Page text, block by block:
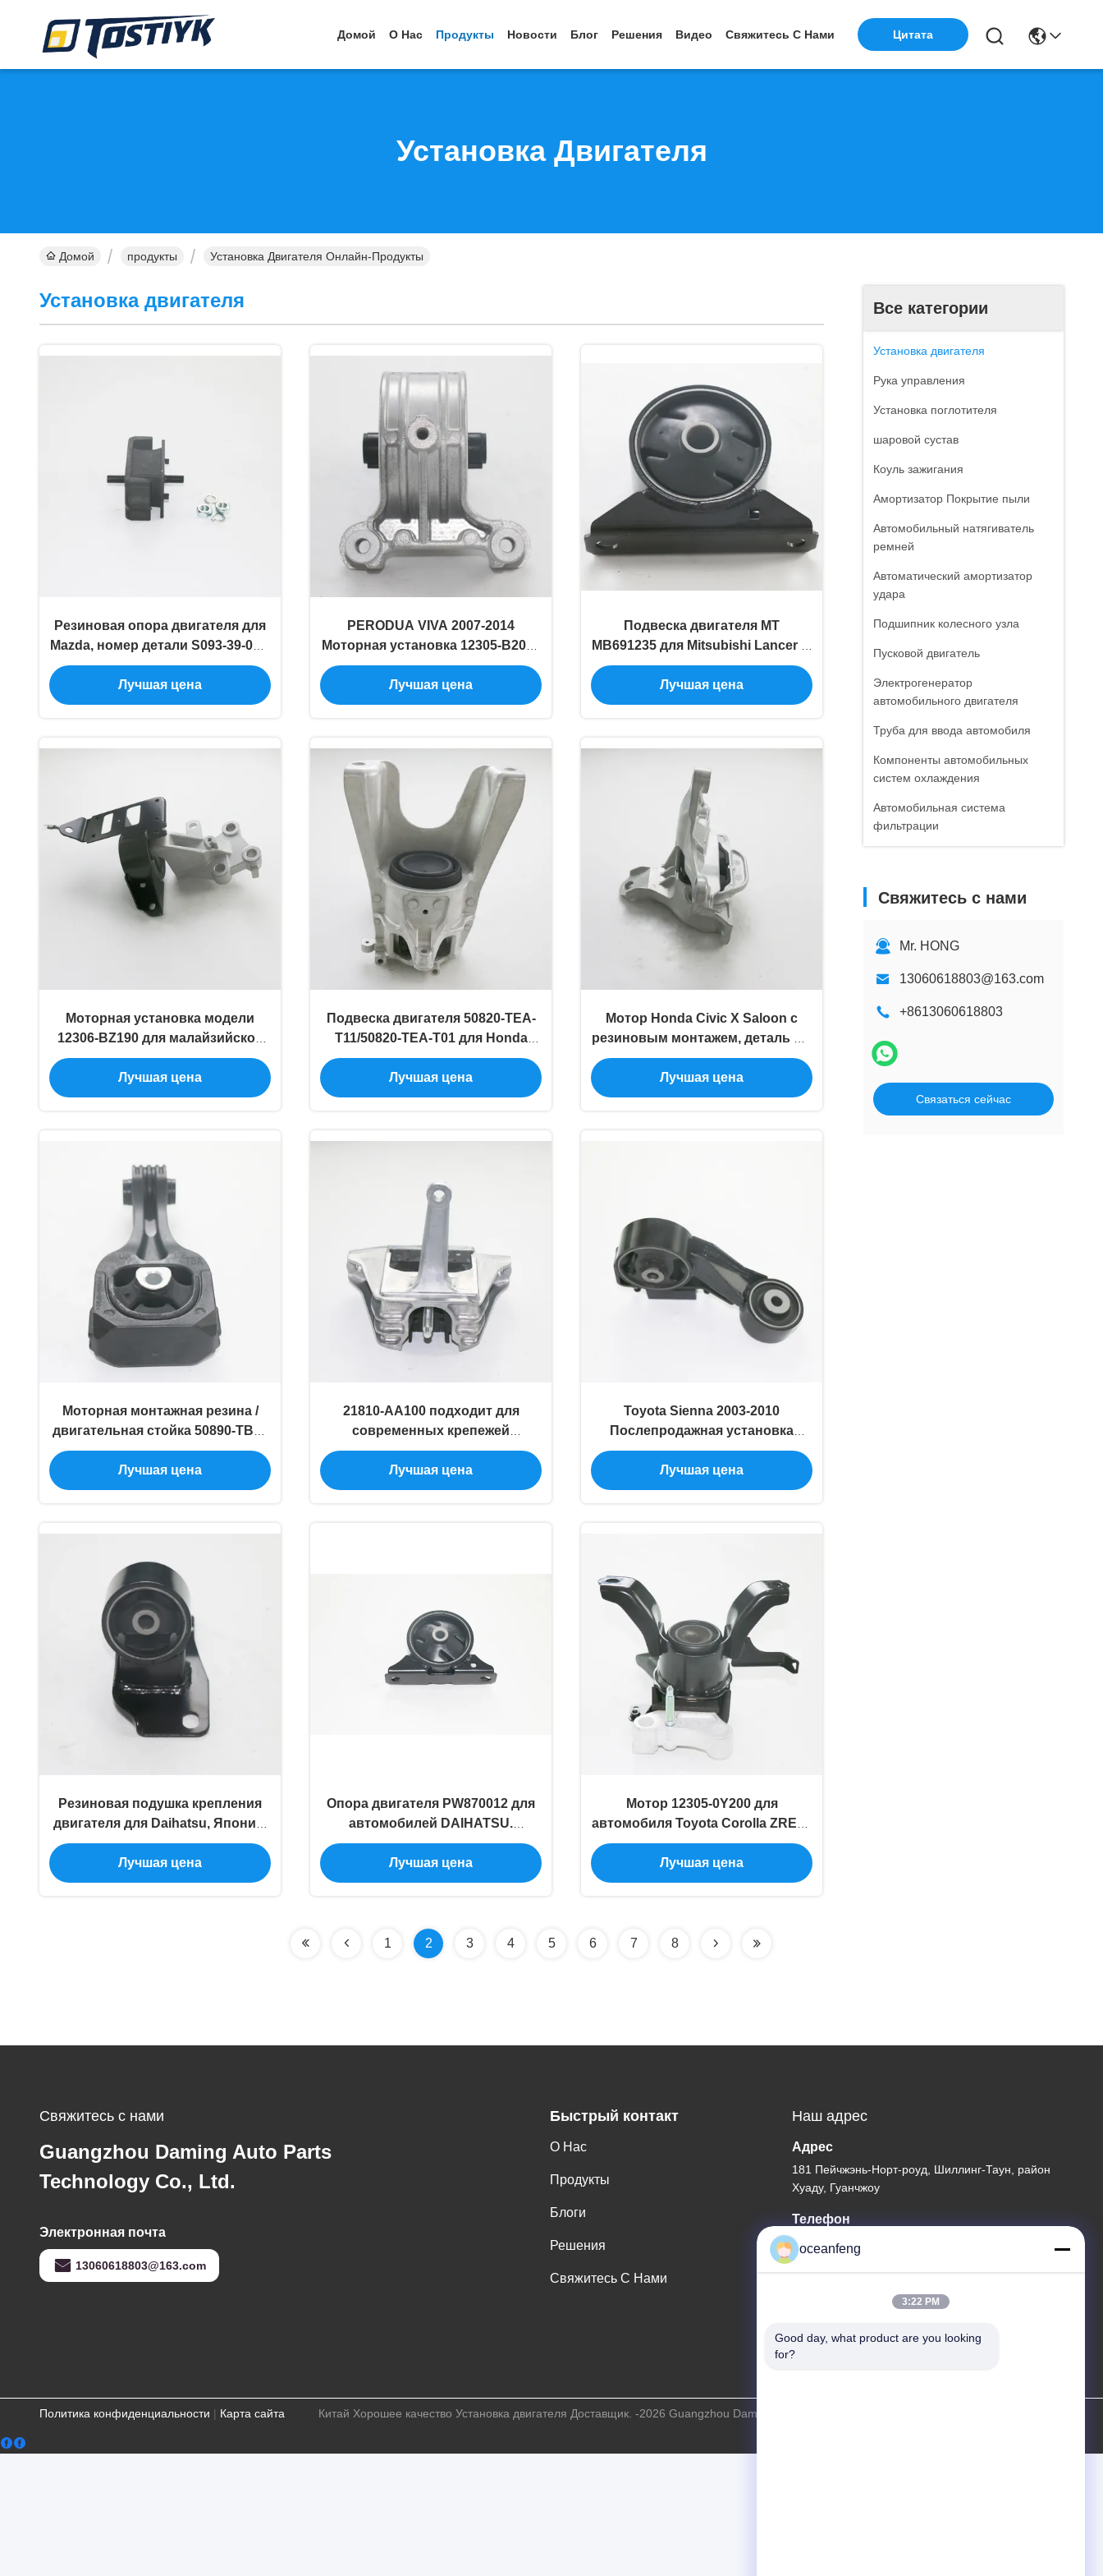
Домой О Нас Продукты Новости Блог Решения Видео Свяжитесь С Нами Цитата
Установка Двигателя
Домой продукты Установка Двигателя Онлайн-Продукты
Все категории
Установка двигателя
Рука управления
Установка поглотителя
шаровой сустав
Коуль зажигания
Амортизатор Покрытие пыли
Автомобильный натягиватель
ремней
Автоматический амортизатор
удара
Подшипник колесного узла
Пусковой двигатель
Электрогенератор
автомобильного двигателя
Труба для ввода автомобиля
Компоненты автомобильных
систем охлаждения
Автомобильная система
фильтрации
Свяжитесь с нами
Mr. HONG
13060618803@163.com
+8613060618803
Связаться сейчас
Установка двигателя
Резиновая опора двигателя для
Mazda, номер детали S093-39-040,
автомобиль
Лучшая цена
PERODUA VIVA 2007-2014
Моторная установка 12305-B2050
Модель автомобиля
Лучшая цена
Подвеска двигателя MT
MB691235 для Mitsubishi Lancer 5-
го поколения
Лучшая цена
Моторная установка модели
12306-BZ190 для малайзийской
PERODUA Toyota Agya
Лучшая цена
Подвеска двигателя 50820-TEA-
T11/50820-TEA-T01 для Honda
Civic X Sedan
Лучшая цена
Мотор Honda Civic X Saloon с
резиновым монтажем, деталь No
50850-TBA-A81
Лучшая цена
Моторная монтажная резина /
двигательная стойка 50890-TBA-
A82 для Dongfeng Honda Civic
Лучшая цена
21810-AA100 подходит для
современных крепежей
двигателя / Elantra крепеж
двигателя резины 21810-AA000
Лучшая цена
Toyota Sienna 2003-2010
Послепродажная установка
двигателя 12363-0A081
Лучшая цена
Резиновая подушка крепления
двигателя для Daihatsu, Япония,
номер детали 12373-87201
Лучшая цена
Опора двигателя PW870012 для
автомобилей DAIHATSU.
Снижение вибрации и шума
Лучшая цена
Мотор 12305-0Y200 для
автомобиля Toyota Corolla ZRE18
2014-2019
Лучшая цена
1 2 3 4 5 6 7 8
Свяжитесь с нами
Guangzhou Daming Auto Parts
Technology Co., Ltd.
Электронная почта
13060618803@163.com
Быстрый контакт
О Нас
Продукты
Блоги
Решения
Свяжитесь С Нами
Наш адрес
Адрес
181 Пейчжэнь-Норт-роуд, Шиллинг-Таун, район
Хуаду, Гуанчжоу
Телефон
86--13060618803
Политика конфиденциальности | Карта сайта Китай Хорошее качество Установка двигателя Доставщик. -2026 Guangzhou Daming Auto Parts Technology Co., Ltd. Все права защищены.
oceanfeng
3:22 PM
Good day, what product are you looking
for?